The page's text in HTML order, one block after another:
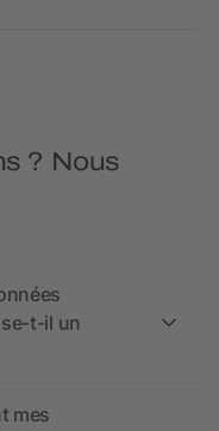
? Nous
t-il un
mes